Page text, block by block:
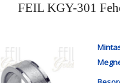
FEIL KGY-301